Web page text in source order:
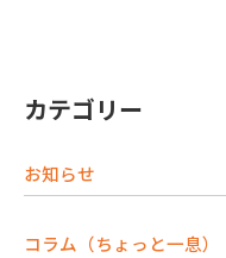
カテゴリー
お知らせ
コラム（ちょっと一息）